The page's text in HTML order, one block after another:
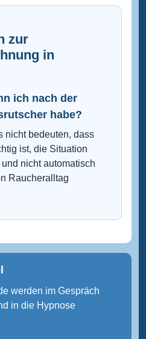
zur
in
ich nach der
habe?
nicht bedeuten, dass
ist, die Situation
nicht automatisch
Raucheralltag
werden im Gespräch
in die Hypnose